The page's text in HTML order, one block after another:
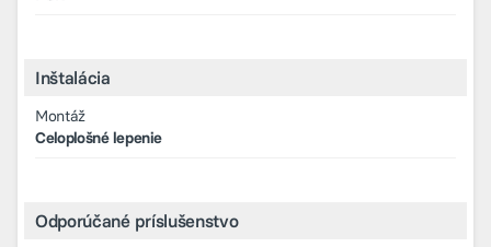
Inštalácia
Montáž
Celoplošné lepenie
Odporúčané príslušenstvo